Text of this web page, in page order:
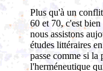
Plus qu'à un
60 et 70, c'est
nous assistons
études littéraires
passe comme si
l'herméneutique